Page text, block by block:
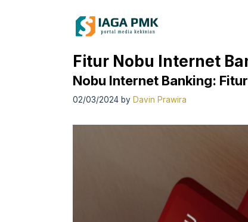
Fitur Nobu Internet
Nobu Internet Banking:
02/03/2024 by Davin Prawira